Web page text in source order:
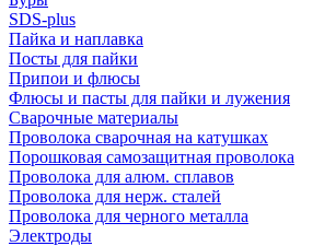
SDS-plus
Пайка и наплавка
Посты для пайки
Припои и флюсы
Флюсы и пасты для пайки и лужения
Сварочные материалы
Проволока сварочная на катушках
Порошковая самозащитная проволока
Проволока для алюм. сплавов
Проволока для нерж. сталей
Проволока для черного металла
Электроды